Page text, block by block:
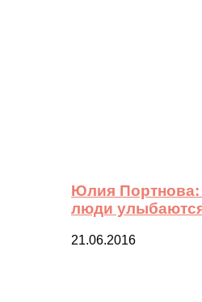
Юлия
люди
21.06.2016